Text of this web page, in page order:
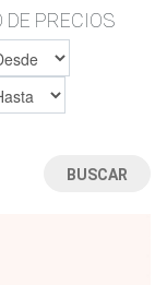
DE PRECIOS